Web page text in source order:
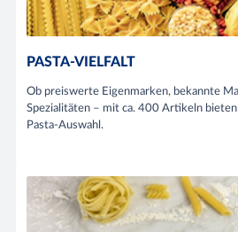
PASTA-VIELFALT
Ob preiswerte Eigenmarken, bekannte
Spezialitäten – mit ca. 400 Artikeln
Pasta-Auswahl.